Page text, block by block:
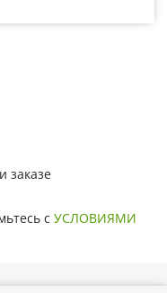
заказе
с УСЛОВИЯМИ